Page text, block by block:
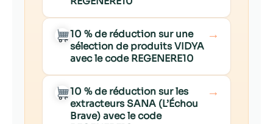
10 % de réduction sur une
sélection de produits VIDYA
avec le code REGENERE10
→
10 % de réduction sur les
extracteurs SANA (L’Échou
Brave) avec le code
→